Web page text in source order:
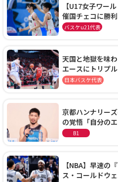
【U17女子ワー
催国チェコに勝
通過！準々決勝
バスケu21代表
天国と地獄を味
エースにトリプ
0.4秒に失点する
日本バスケ代表
京都ハンナリー
の覚悟「自分の
に、京都に来たわ
B1
【NBA】早速の
ス・コールドウ